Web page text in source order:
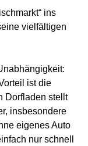
ins
vielfältigen
ist die
Dorfladen stellt
insbesondere
eigenes Auto
nur schnell